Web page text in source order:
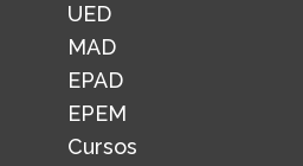
UED
MAD
EPAD
EPEM
Cursos